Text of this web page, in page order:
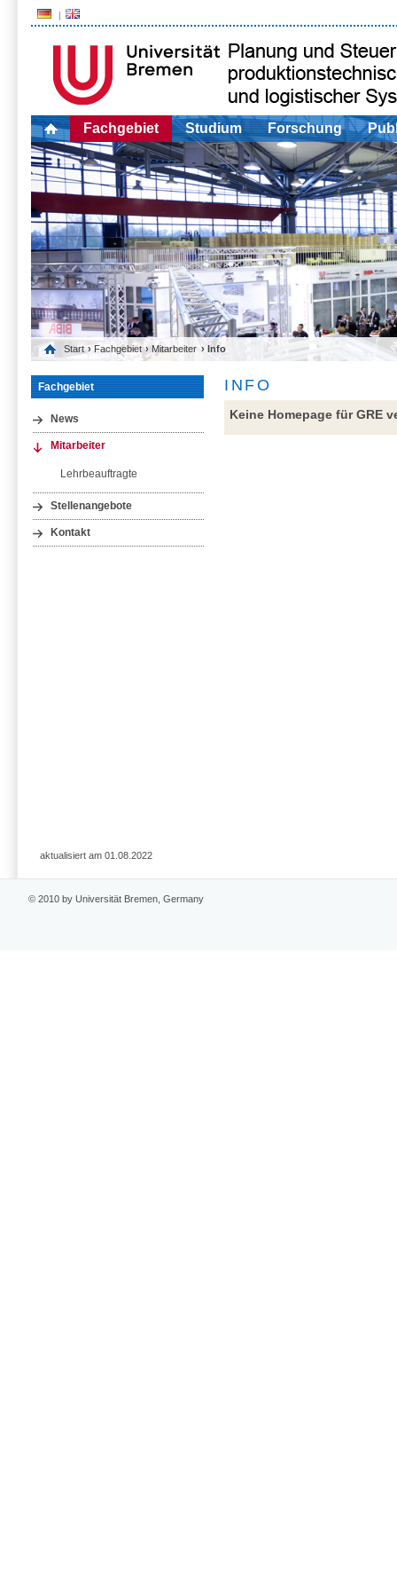
Fachgebiet Studium Forschung
Start › Fachgebiet › Mitarbeiter › Info
Fachgebiet
News
Mitarbeiter
Lehrbeauftragte
Stellenangebote
Kontakt
INFO
Keine Homepage für GRE
aktualisiert am 01.08.2022
© 2010 by Universität Bremen, Germany